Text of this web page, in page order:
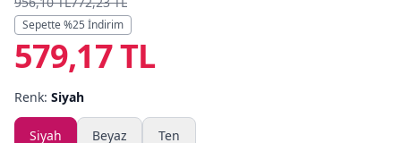
Markalar
Yazlık Pijama
Sepette %25 İndirim
579,17 TL
Renk: Siyah
Siyah Beyaz Ten